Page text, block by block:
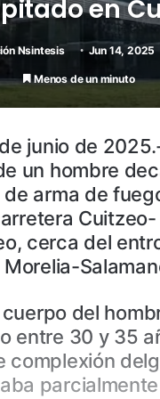
en
Nsintesis Jun 14, 2025
Menos de un minuto
junio de
un hombre
arma de
Cuitzeo-
cerca del
del
entre 30 y 35
complexión